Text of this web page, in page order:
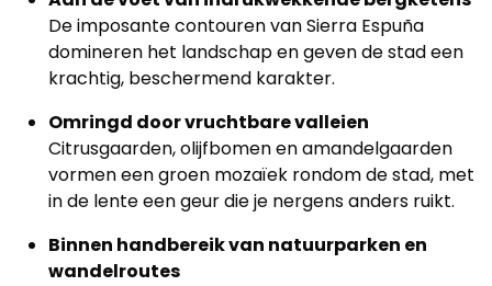
De imposante contouren van Sierra Espuña
domineren het landschap en geven de stad een
krachtig, beschermend karakter.
Omringd door vruchtbare valleien
Citrusgaarden, olijfbomen en amandelgaarden
vormen een groen mozaïek rondom de stad, met
in de lente een geur die je nergens anders ruikt.
Binnen handbereik van natuurparken en
wandelroutes